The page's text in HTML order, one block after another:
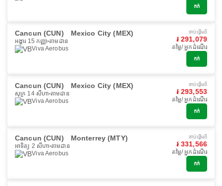
កក់
Cancun (CUN) Mexico City (MEX)
អង្គារ 15 កញ្ញា តាមដាន
Viva Aerobus
ចាប់ផ្ដើមពី
៛ 291,079
តម្លៃ/ អ្នកដំណើរ
កក់
Cancun (CUN) Mexico City (MEX)
សុក្រ 14 សីហា តាមដាន
Viva Aerobus
ចាប់ផ្ដើមពី
៛ 293,553
តម្លៃ/ អ្នកដំណើរ
កក់
Cancun (CUN) Monterrey (MTY)
អាទិត្យ 2 សីហា តាមដាន
Viva Aerobus
ចាប់ផ្ដើមពី
៛ 331,566
តម្លៃ/ អ្នកដំណើរ
កក់